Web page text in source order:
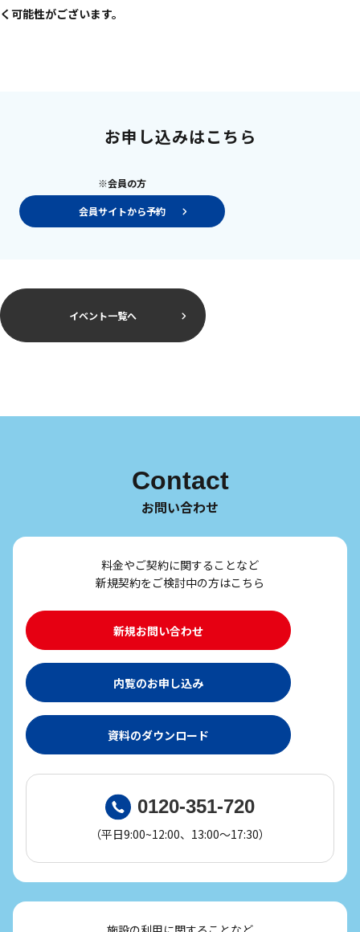
く可能性がございます。
お申し込みはこちら
※会員の方
会員サイトから予約
イベント一覧へ
Contact
お問い合わせ
料金やご契約に関することなど
新規契約をご検討中の方はこちら
新規お問い合わせ
内覧のお申し込み
資料のダウンロード
0120-351-720
（平日9:00~12:00、13:00～17:30）